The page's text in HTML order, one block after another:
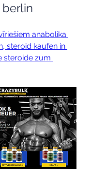
berlin
anabolika
steroid kaufen in
steroide zum